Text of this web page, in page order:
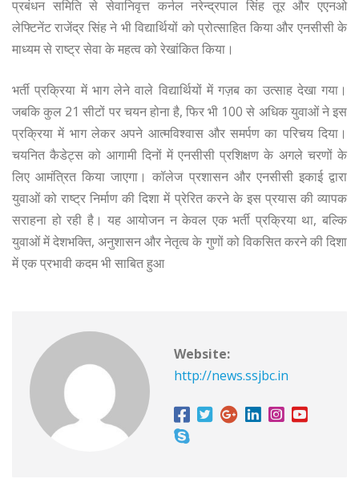
प्रबंधन समिति से सेवानिवृत्त कर्नल नरेन्द्रपाल सिंह तूर और एएनओ
लेफ्टिनेंट राजेंद्र सिंह ने भी विद्यार्थियों को प्रोत्साहित किया और एनसीसी के
माध्यम से राष्ट्र सेवा के महत्व को रेखांकित किया।
भर्ती प्रक्रिया में भाग लेने वाले विद्यार्थियों में गज़ब का उत्साह देखा गया।
जबकि कुल 21 सीटों पर चयन होना है, फिर भी 100 से अधिक युवाओं ने इस
प्रक्रिया में भाग लेकर अपने आत्मविश्वास और समर्पण का परिचय दिया।
चयनित कैडेट्स को आगामी दिनों में एनसीसी प्रशिक्षण के अगले चरणों के
लिए आमंत्रित किया जाएगा। कॉलेज प्रशासन और एनसीसी इकाई द्वारा
युवाओं को राष्ट्र निर्माण की दिशा में प्रेरित करने के इस प्रयास की व्यापक
सराहना हो रही है। यह आयोजन न केवल एक भर्ती प्रक्रिया था, बल्कि
युवाओं में देशभक्ति, अनुशासन और नेतृत्व के गुणों को विकसित करने की दिशा
में एक प्रभावी कदम भी साबित हुआ
Website:
http://news.ssjbc.in